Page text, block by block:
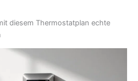
diesem Thermostatplan echte